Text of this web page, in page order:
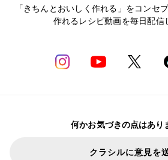
「きちんとおいしく作れる」をコンセ
作れるレシピ動画を毎日配信
何かお気づきの点はあり
クラシルに意見を